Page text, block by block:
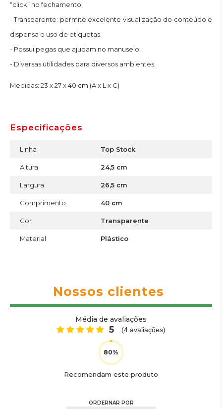
“click” no fechamento.
- Transparente: permite excelente visualização do conteúdo e
dispensa o uso de etiquetas.
- Possui pegas que ajudam no manuseio.
- Diversas utilidades para diversos ambientes.
Medidas: 23 x 27 x 40 cm (A x L x C)
Especificações
Linha Top Stock
Altura 24,5 cm
Largura 26,5 cm
Comprimento 40 cm
Cor Transparente
Material Plástico
Nossos clientes
Média de avaliações
5 (4 avaliações)
Recomendam este produto
ORDERNAR POR